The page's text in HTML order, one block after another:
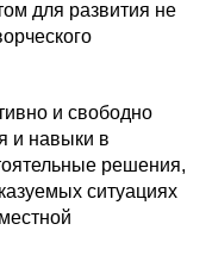
для развития не
и свободно
и навыки в
решения,
ситуациях